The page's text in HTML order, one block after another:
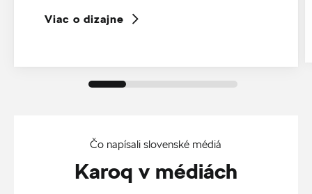
Viac o dizajne
Čo napísali slovenské médiá
Karoq v médiách